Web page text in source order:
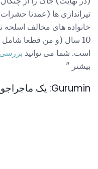
تیراندازی ها (عمدتا
خانواده های مخالف
10 سال (و من قطعا شامل بزرگسالان)
است. شما می توانید بررسی
بیشتر "
Gurumin: یک ماجراجویی هیجان انگیز